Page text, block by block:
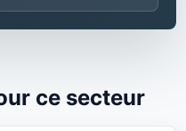
ce secteur